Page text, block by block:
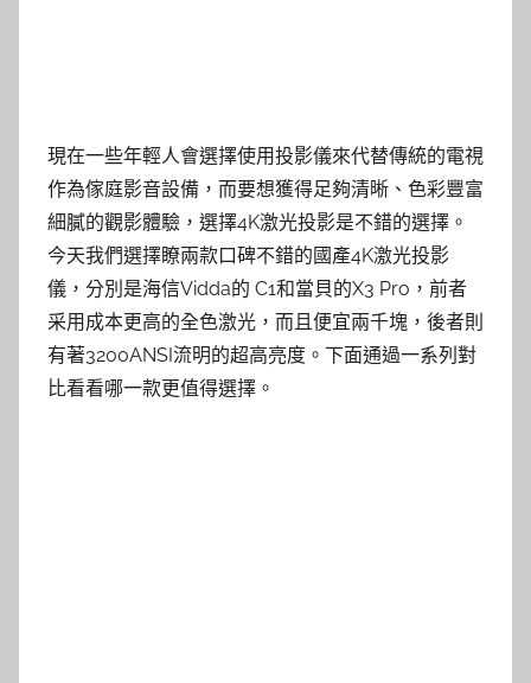
現在一些年輕人會選擇使用投影儀來代替傳統的電視
作為傢庭影音設備，而要想獲得足夠清晰、色彩豐富
細膩的觀影體驗，選擇4K激光投影是不錯的選擇。
今天我們選擇瞭兩款口碑不錯的國產4K激光投影
儀，分別是海信Vidda的 C1和當貝的X3 Pro，前者
采用成本更高的全色激光，而且便宜兩千塊，後者則
有著3200ANSI流明的超高亮度。下面通過一系列對
比看看哪一款更值得選擇。